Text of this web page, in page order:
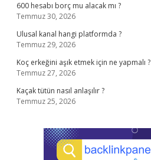
600 hesabı borç mu alacak mı ?
Temmuz 30, 2026
Ulusal kanal hangi platformda ?
Temmuz 29, 2026
Koç erkeğini aşık etmek için ne yapmalı ?
Temmuz 27, 2026
Kaçak tütün nasıl anlaşılır ?
Temmuz 25, 2026